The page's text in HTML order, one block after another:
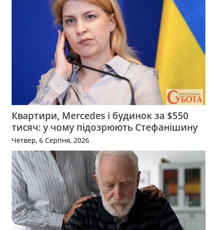
Квартири, Mercedes і будинок за $550
тисяч: у чому підозрюють Стефанішину
Четвер, 6 Серпня, 2026